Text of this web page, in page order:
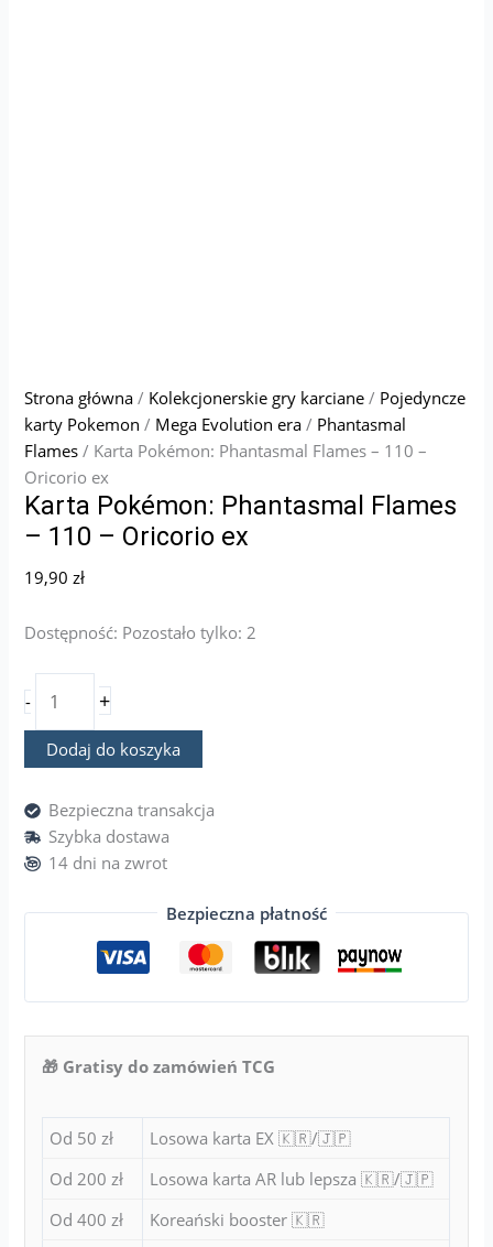
Strona główna / Kolekcjonerskie gry karciane / Pojedyncze
karty Pokemon / Mega Evolution era / Phantasmal
Flames / Karta Pokémon: Phantasmal Flames – 110 –
Oricorio ex
Karta Pokémon: Phantasmal Flames
– 110 – Oricorio ex
19,90zł
Dostępność: Pozostało tylko: 2
- +
Dodaj do koszyka
Bezpieczna transakcja
Szybka dostawa
14 dni na zwrot
Bezpieczna płatność
🎁 Gratisy do zamówień TCG
Od 50 zł
Losowa karta EX 🇰🇷/🇯🇵
Od 200 zł
Losowa karta AR lub lepsza 🇰🇷/🇯🇵
Od 400 zł
Koreański booster 🇰🇷